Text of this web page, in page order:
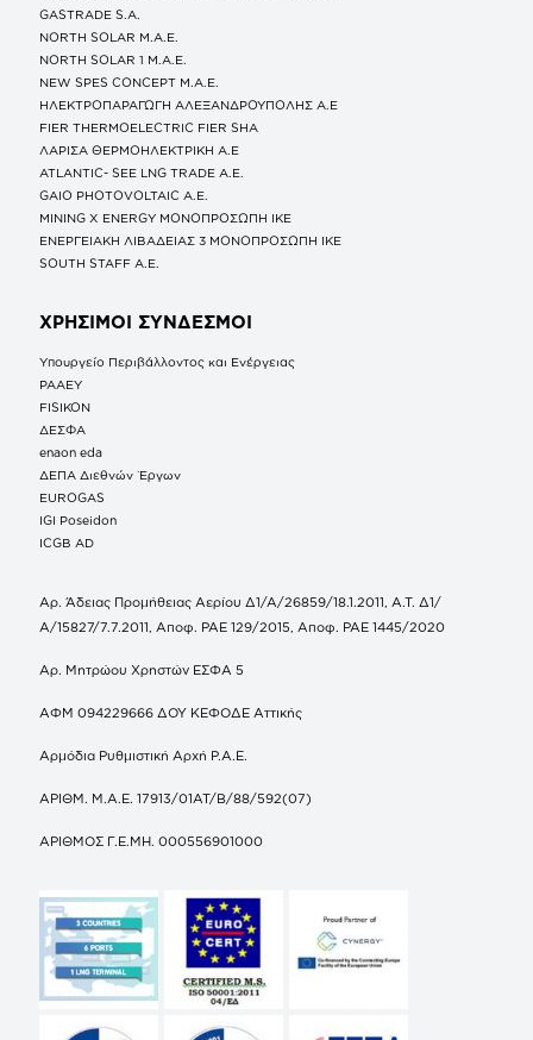
GASTRADE S.A.
NORTH SOLAR M.Α.Ε.
NORTH SOLAR 1 M.Α.Ε.
NEW SPES CONCEPT Μ.Α.Ε.
ΗΛΕΚΤΡΟΠΑΡΑΓΩΓΗ ΑΛΕΞΑΝΔΡΟΥΠΟΛΗΣ A.E
FIER THERMOELECTRIC FIER SHA
ΛΑΡΙΣΑ ΘΕΡΜΟΗΛΕΚΤΡΙΚΗ A.E
ATLANTIC- SEE LNG TRADE A.E.
GAIO PHOTOVOLTAIC Α.Ε.
MINING X ENERGY ΜΟΝΟΠΡΟΣΩΠΗ ΙΚΕ
ΕΝΕΡΓΕΙΑΚΗ ΛΙΒΑΔΕΙΑΣ 3 ΜΟΝΟΠΡΟΣΩΠΗ ΙΚΕ
SOUTH STAFF Α.Ε.
ΧΡΗΣΙΜΟΙ ΣΥΝΔΕΣΜΟΙ
Υπουργείο Περιβάλλοντος και Ενέργειας
ΡΑΑΕΥ
FISIKON
ΔΕΣΦΑ
enaon eda
ΔΕΠΑ Διεθνών Έργων
EUROGAS
IGI Poseidon
ICGB AD
Αρ. Άδειας Προμήθειας Αερίου Δ1/Α/26859/18.1.2011, Α.Τ. Δ1/
Α/15827/7.7.2011, Αποφ. ΡΑΕ 129/2015, Αποφ. ΡΑΕ 1445/2020
Αρ. Μητρώου Χρηστών ΕΣΦΑ 5
ΑΦΜ 094229666 ΔΟΥ ΚΕΦΟΔΕ Αττικής
Αρμόδια Ρυθμιστική Αρχή Ρ.Α.Ε.
ΑΡΙΘΜ. Μ.Α.Ε. 17913/01ΑΤ/Β/88/592(07)
ΑΡΙΘΜΟΣ Γ.Ε.ΜΗ. 000556901000